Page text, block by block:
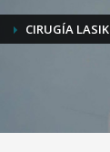
CIRUGÍA LASIK